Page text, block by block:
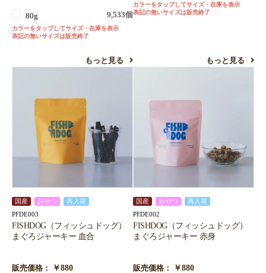
80g 9,533個
カラーをタップしてサイズ・在庫を表示
表記の無いサイズは販売終了
もっと見る
カラーをタップしてサイズ・在庫を表示
表記の無いサイズは販売終了
もっと見る
国産 おやつ 再入荷
PFDE003
FISHDOG（フィッシュドッグ）
まぐろジャーキー 血合
販売価格： ￥880
国産 おやつ 再入荷
PFDE002
FISHDOG（フィッシュドッグ）
まぐろジャーキー 赤身
販売価格： ￥880